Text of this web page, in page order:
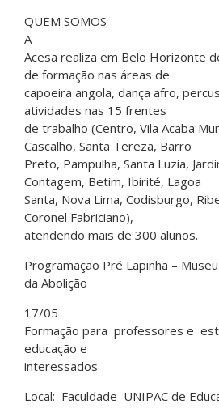
QUEM SOMOS
A
Acesa realiza em Belo Horizonte
de formação nas áreas de
capoeira angola, dança afro,
atividades nas 15 frentes
de trabalho (Centro, Vila Acaba
Cascalho, Santa Tereza, Barro
Preto, Pampulha, Santa Luzia,
Contagem, Betim, Ibirité, Lagoa
Santa, Nova Lima, Codisburgo,
Coronel Fabriciano),
atendendo mais de 300 alunos.
Programação Pré Lapinha –
da Abolição
17/05
Formação para professores e
educação e
interessados
Local: Faculdade UNIPAC de